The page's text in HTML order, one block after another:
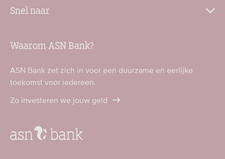
Snel naar
Waarom ASN Bank?
ASN Bank zet zich in voor een duurzame en eerlijke
toekomst voor iedereen.
Zo investeren we jouw geld